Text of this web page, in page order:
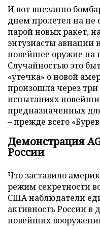
И вот внезапно
днем пролетел на не
парой новых ракет,
энтузиасты авиации
новейшее оружие на
Случайностью это
«утечка» о новой
произошла через три
испытаниях
предназначенных
– прежде всего
Демонстрация
России
Что заставило
режим секретности
США наблюдатели
активность России в
новейших